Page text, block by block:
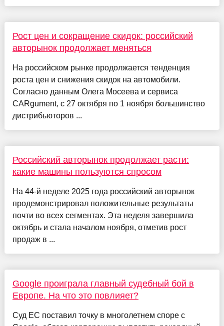
Рост цен и сокращение скидок: российский
авторынок продолжает меняться
На российском рынке продолжается тенденция
роста цен и снижения скидок на автомобили.
Согласно данным Олега Мосеева и сервиса
CARgument, с 27 октября по 1 ноября большинство
дистрибьюторов ...
Российский авторынок продолжает расти:
какие машины пользуются спросом
На 44-й неделе 2025 года российский авторынок
продемонстрировал положительные результаты
почти во всех сегментах. Эта неделя завершила
октябрь и стала началом ноября, отметив рост
продаж в ...
Google проиграла главный судебный бой в
Европе. На что это повлияет?
Cуд ЕC поставил точку в многолетнем споре с